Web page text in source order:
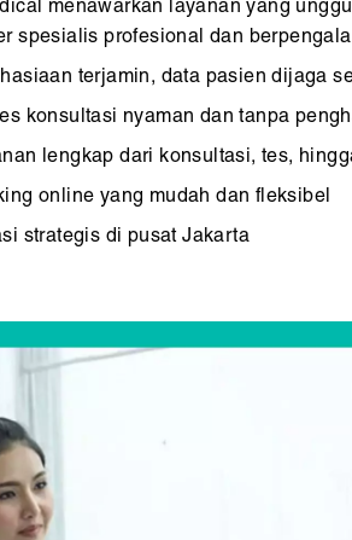
menawarkan layanan yang
spesialis profesional dan
terjamin, data pasien dijaga
konsultasi nyaman dan tanpa
lengkap dari konsultasi, tes,
online yang mudah dan fleksibel
strategis di pusat Jakarta